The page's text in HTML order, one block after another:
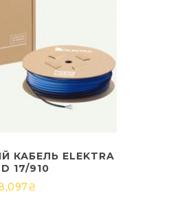
КАБЕЛЬ ELEKTRA
17/910
₴